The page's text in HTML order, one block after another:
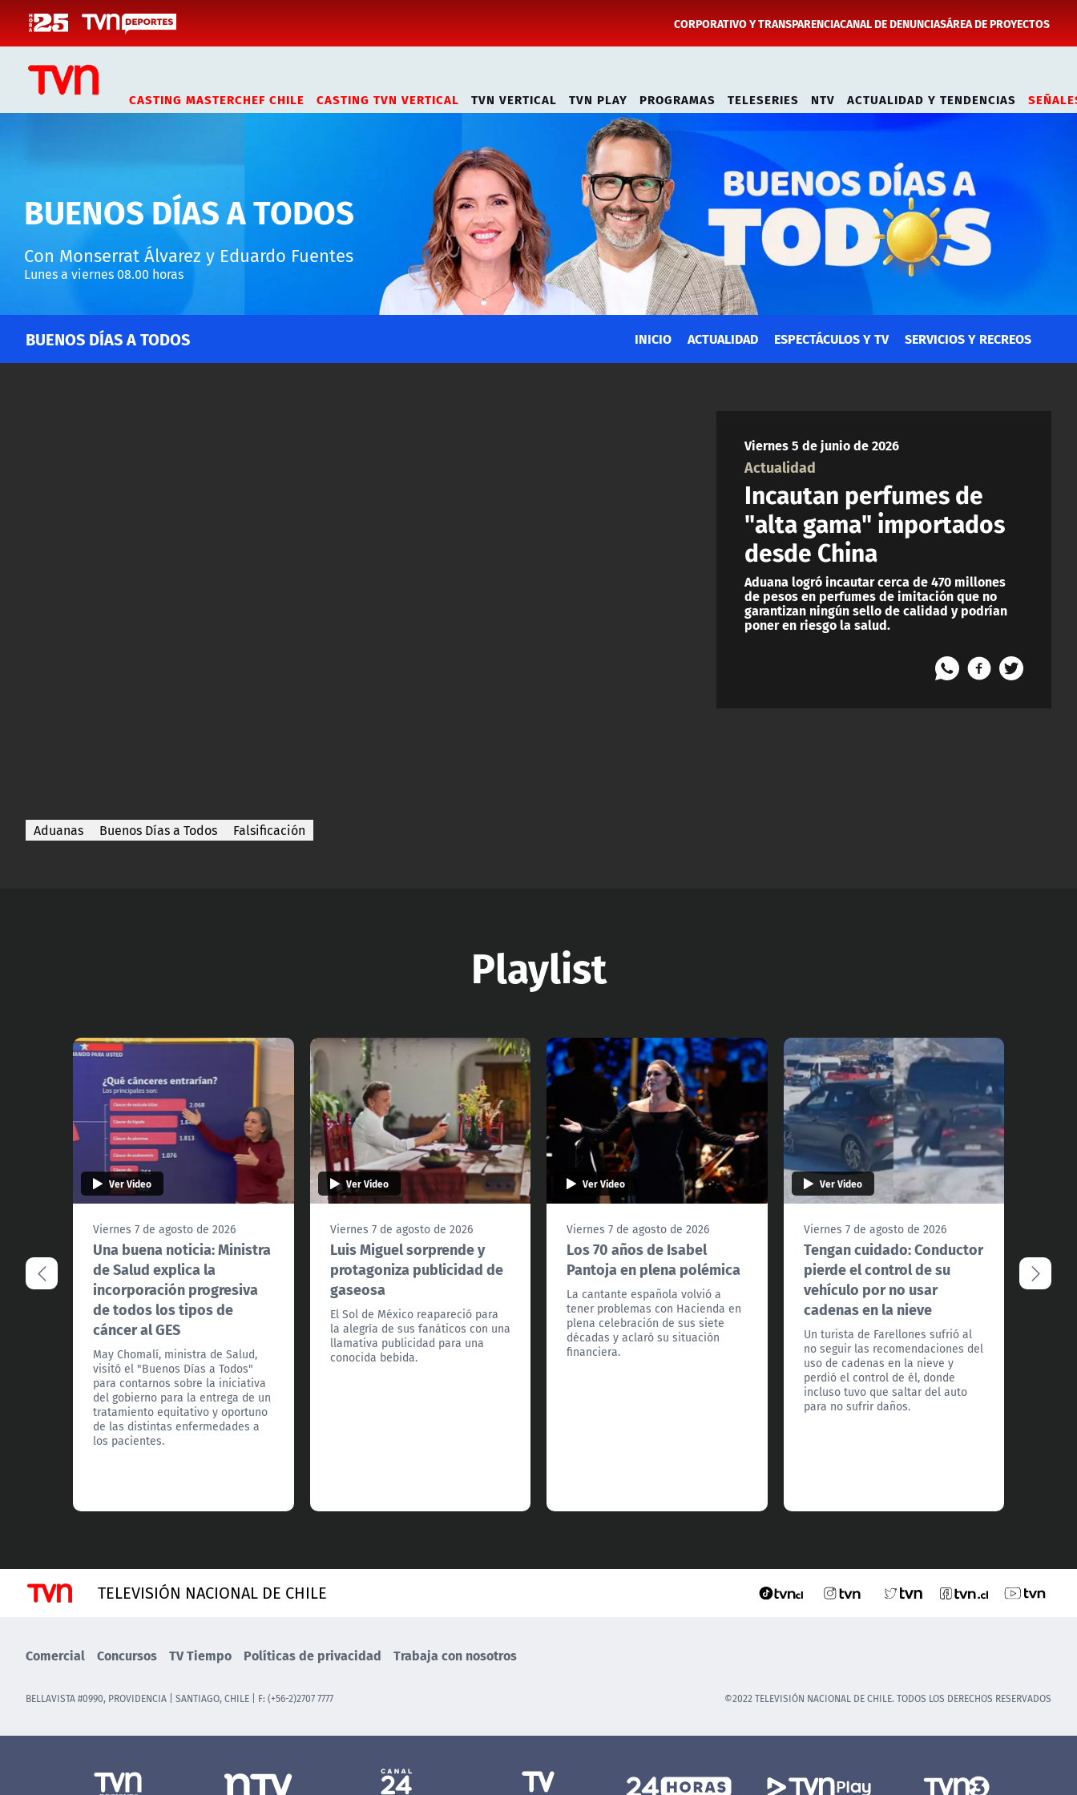
CORPORATIVO Y TRANSPARENCIACANAL DE DENUNCIASÁREA DE PROYECTOS
CASTING MASTERCHEF CHILE CASTING TVN VERTICAL TVN VERTICAL TVN PLAY PROGRAMAS TELESERIES NTV ACTUALIDAD Y TENDENCIAS
BUENOS DÍAS A TODOS
Con Monserrat Álvarez y Eduardo Fuentes
Lunes a viernes 08.00 horas
BUENOS DÍAS A TODOS INICIO ACTUALIDAD ESPECTÁCULOS Y TV SERVICIOS Y RECREOS
Viernes 5 de junio de 2026
Actualidad
Incautan perfumes de
"alta gama" importados
desde China
Aduana logró incautar cerca de 470 millones
de pesos en perfumes de imitación que no
garantizan ningún sello de calidad y podrían
poner en riesgo la salud.
Aduanas Buenos Días a Todos Falsificación
Playlist
Ver Video
Viernes 7 de agosto de 2026
Una buena noticia: Ministra
de Salud explica la
incorporación progresiva
de todos los tipos de
cáncer al GES
May Chomalí, ministra de Salud,
visitó el "Buenos Días a Todos"
para contarnos sobre la iniciativa
del gobierno para la entrega de un
tratamiento equitativo y oportuno
de las distintas enfermedades a
los pacientes.
Ver Video
Viernes 7 de agosto de 2026
Luis Miguel sorprende y
protagoniza publicidad de
gaseosa
El Sol de México reapareció para
la alegría de sus fanáticos con una
llamativa publicidad para una
conocida bebida.
Ver Video
Viernes 7 de agosto de 2026
Los 70 años de Isabel
Pantoja en plena polémica
La cantante española volvió a
tener problemas con Hacienda en
plena celebración de sus siete
décadas y aclaró su situación
financiera.
Ver Video
Viernes 7 de agosto de 2026
Tengan cuidado: Conductor
pierde el control de su
vehículo por no usar
cadenas en la nieve
Un turista de Farellones sufrió al
no seguir las recomendaciones del
uso de cadenas en la nieve y
perdió el control de él, donde
incluso tuvo que saltar del auto
para no sufrir daños.
TELEVISIÓN NACIONAL DE CHILE
Comercial Concursos TV Tiempo Políticas de privacidad Trabaja con nosotros
BELLAVISTA #0990, PROVIDENCIA | SANTIAGO, CHILE | F: (+56-2)2707 7777 ©2022 TELEVISIÓN NACIONAL DE CHILE. TODOS LOS DERECHOS RESERVADOS